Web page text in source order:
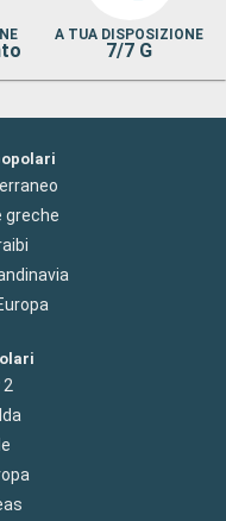
A TUA DISPOSIZIONE
7/7 G
greche